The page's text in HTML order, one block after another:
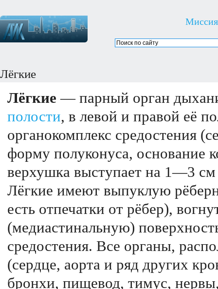
Миссия
Лёгкие
Лёгкие — парный орган
полости, в левой и правой её
органокомплекс средостения
форму полуконуса, основание
верхушка выступает на 1—3
Лёгкие имеют выпуклую
есть отпечатки от рёбер),
(медиастинальную)
средостения. Все органы,
(сердце, аорта и ряд других
бронхи, пищевод, тимус,